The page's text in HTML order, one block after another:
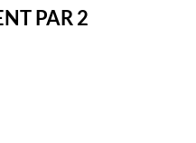
PAR 2